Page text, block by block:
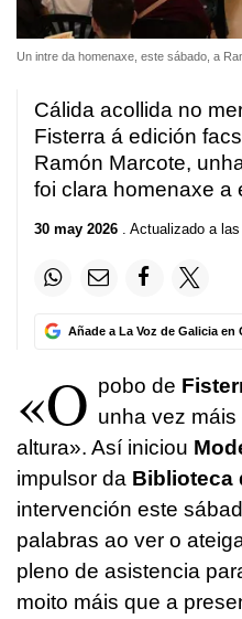
Un intre da homenaxe, este sábado, a
Cálida acollida no
Fisterra á edición
Ramón Marcote,
foi clara homenaxe a
30 may 2026 . Actualizado a las
Añade a La Voz de Galicia en
«O pobo de
unha vez
altura». Así iniciou
impulsor da Biblioteca
intervención este
palabras ao ver o
pleno de asistencia
moito máis que a